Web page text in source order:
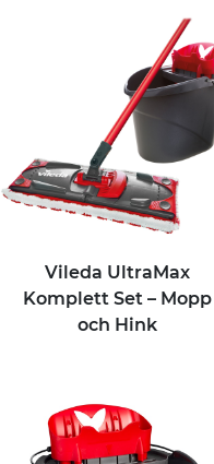
Vileda UltraMax
Komplett Set – Mopp
och Hink